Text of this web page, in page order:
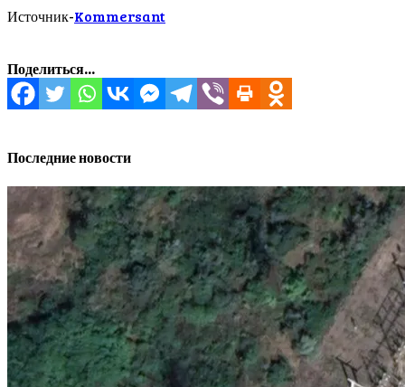
Источник-Kommersant
Поделиться...
Последние новости